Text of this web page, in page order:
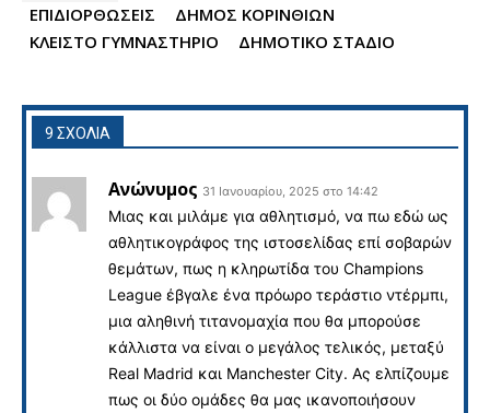
ΕΠΙΔΙΟΡΘΩΣΕΙΣ
ΔΗΜΟΣ ΚΟΡΙΝΘΙΩΝ
ΚΛΕΙΣΤΟ ΓΥΜΝΑΣΤΗΡΙΟ
ΔΗΜΟΤΙΚΟ ΣΤΑΔΙΟ
9 ΣΧΟΛΙΑ
Ανώνυμος 31 Ιανουαρίου, 2025 στο 14:42
Mιας και μιλάμε για αθλητισμό, να πω εδώ ως
αθλητικογράφος της ιστοσελίδας επί σοβαρών
θεμάτων, πως η κληρωτίδα του Champions
League έβγαλε ένα πρόωρο τεράστιο ντέρμπι,
μια αληθινή τιτανομαχία που θα μπορούσε
κάλλιστα να είναι ο μεγάλος τελικός, μεταξύ
Real Madrid και Manchester City. Ας ελπίζουμε
πως οι δύο ομάδες θα μας ικανοποιήσουν